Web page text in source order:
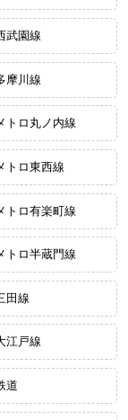
武園線
摩川線
トロ丸ノ内線
トロ東西線
トロ有楽町線
トロ半蔵門線
田線
江戸線
道